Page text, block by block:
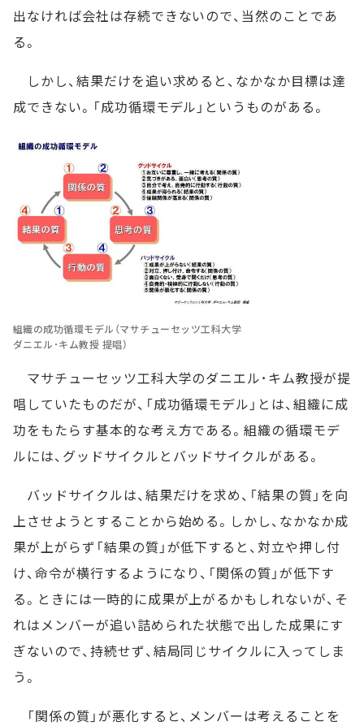
出なければ会社は存続できないので、当然のことであ
る。
しかし、結果だけを追い求めると、なかなか目標は達
成できない。「成功循環モデル」というものがある。
組織の成功循環モデル（マサチューセッツ工科大学
ダニエル･キム教授 提唱）
マサチューセッツ工科大学のダニエル･キム教授が提
唱していたものだが、「成功循環モデル」とは、組織に成
功をもたらす基本的な考え方である。組織の循環モデ
ルには、グッドサイクルとバッドサイクルがある。
バッドサイクルは、結果だけを求め、「結果の質」を向
上させようとすることから始める。しかし、なかなか成
果が上がらず「結果の質」が低下すると、対立や押し付
け、命令が横行するようになり、「関係の質」が低下す
る。ときには一時的に成果が上がるかもしれないが、そ
れはメンバーが追い詰められた状態で出した成果にす
ぎないので、持続せず、結局同じサイクルに入ってしま
う。
「関係の質」が悪化すると、メンバーは考えることを